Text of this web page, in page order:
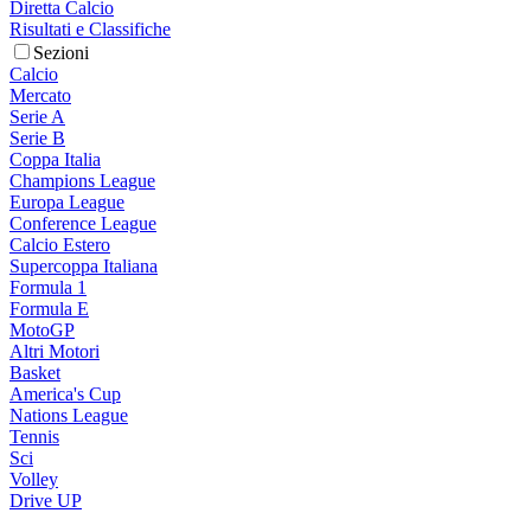
Diretta Calcio
Risultati e Classifiche
Sezioni
Calcio
Mercato
Serie A
Serie B
Coppa Italia
Champions League
Europa League
Conference League
Calcio Estero
Supercoppa Italiana
Formula 1
Formula E
MotoGP
Altri Motori
Basket
America's Cup
Nations League
Tennis
Sci
Volley
Drive UP